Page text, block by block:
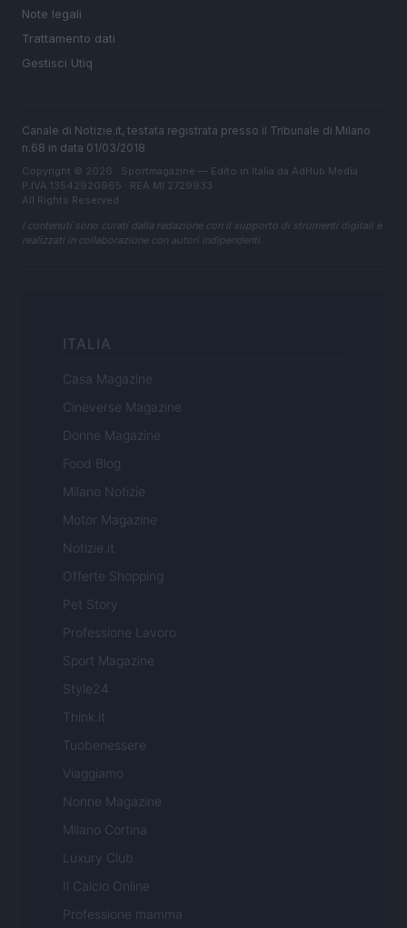
Note legali
Trattamento dati
Gestisci Utiq
Canale di Notizie.it, testata registrata presso il Tribunale di Milano
n.68 in data 01/03/2018
Copyright © 2026 · Sportmagazine — Edito in Italia da AdHub Media
P.IVA 13542920965 · REA MI 2729933
All Rights Reserved
I contenuti sono curati dalla redazione con il supporto di strumenti digitali e
realizzati in collaborazione con autori indipendenti.
ITALIA
Casa Magazine
Cineverse Magazine
Donne Magazine
Food Blog
Milano Notizie
Motor Magazine
Notizie.it
Offerte Shopping
Pet Story
Professione Lavoro
Sport Magazine
Style24
Think.it
Tuobenessere
Viaggiamo
Nonne Magazine
Milano Cortina
Luxury Club
Il Calcio Online
Professione mamma